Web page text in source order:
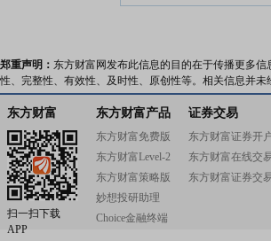
郑重声明： 东方财富网发布此信息的目的在于传播更多
性、完整性、有效性、及时性、原创性等。相关信息并
东方财富
扫一扫下载
APP
东方财富产品
东方财富免费版
东方财富Level-2
东方财富策略版
妙想投研助理
Choice金融终端
证券交易
东方财富证券开
东方财富在线交
东方财富证券交